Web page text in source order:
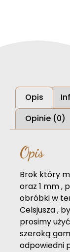
Opis
Opinie (0)
Opis
Brok który
oraz 1 mm ,
obróbki w
Celsjusza ,
prosimy
szeroką
odpowiedni